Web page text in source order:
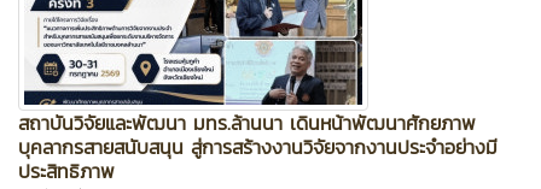
สถาบันวิจัยและพัฒนา มทร.ล้านนา เดินหน้าพัฒนาศักยภาพ
บุคลากรสายสนับสนุน สู่การสร้างงานวิจัยจากงานประจำอย่างมี
ประสิทธิภาพ